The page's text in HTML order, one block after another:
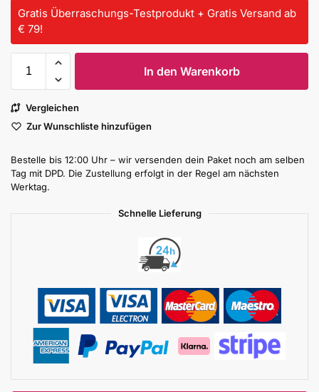
Gratis Überraschungs-Testprodukt + Gratis Versand ab
€ 79!
In den Warenkorb
Vergleichen
Zur Wunschliste hinzufügen
Bestelle bis 12:00 Uhr – wir versenden dein Paket noch am selben
Tag mit DPD. Die Zustellung erfolgt in der Regel am nächsten
Werktag.
Schnelle Lieferung